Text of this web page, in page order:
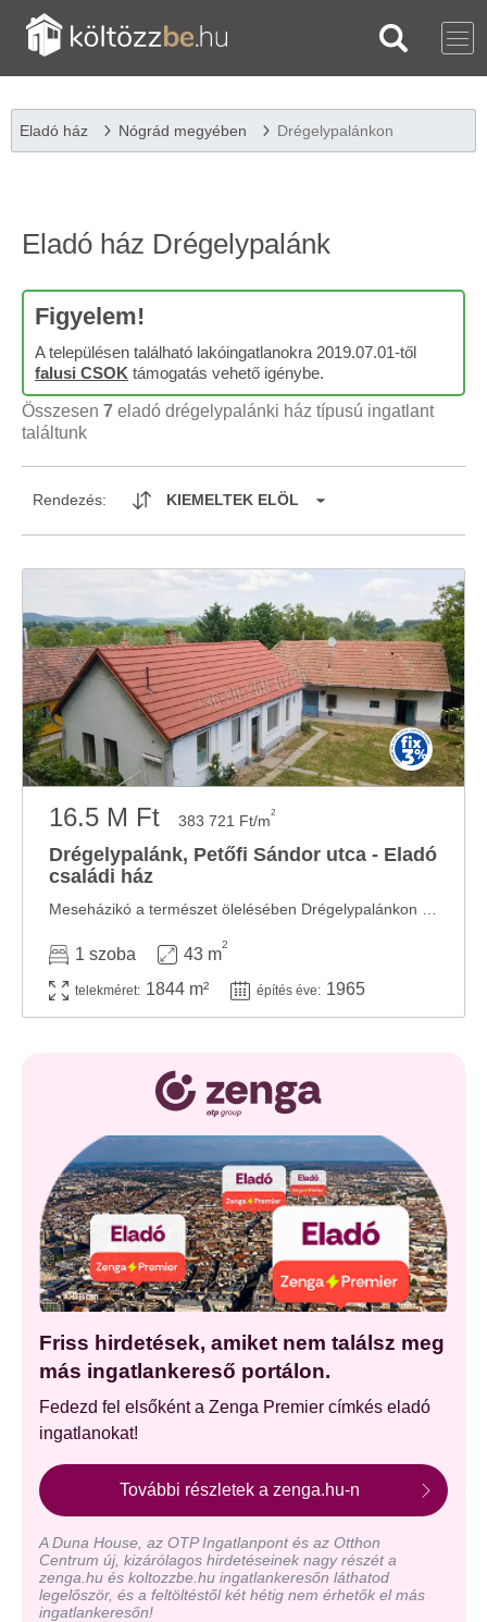
Eladó ház Nógrád megyében Drégelypalánkon
Eladó ház Drégelypalánk
Figyelem!
A településen található lakóingatlanokra 2019.07.01-től
falusi CSOK támogatás vehető igénybe.
Összesen 7 eladó drégelypalánki ház típusú ingatlant
találtunk
Rendezés: KIEMELTEK ELÖL
16.5 M Ft 383 721 Ft/m2
Drégelypalánk, Petőfi Sándor utca - Eladó
családi ház
1 szoba 43 m
2
telekméret: 1844 m² építés éve: 1965
Friss hirdetések, amiket nem találsz meg
más ingatlankereső portálon.
Fedezd fel elsőként a Zenga Premier címkés eladó
ingatlanokat!
További részletek a zenga.hu-n
A Duna House, az OTP Ingatlanpont és az Otthon
Centrum új, kizárólagos hirdetéseinek nagy részét a
zenga.hu és koltozzbe.hu ingatlankeresőn láthatod
legelőször, és a feltöltéstől két hétig nem érhetők el más
ingatlankeresőn!